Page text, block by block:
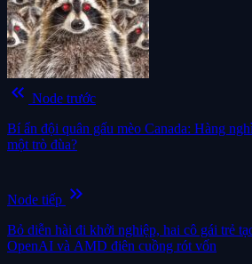
keyboard_double_arrow_left Node trước
Bí ẩn đội quân gấu mèo Canada: Hàng
một trò đùa?
Node tiếp keyboard_double_arrow_right
Bỏ diễn hài đi khởi nghiệp, hai cô gái trẻ
OpenAI và AMD điên cuồng rót vốn